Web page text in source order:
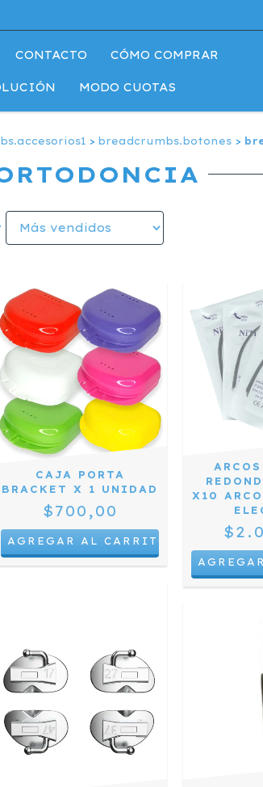
CONTACTO CÓMO COMPRAR
MODO CUOTAS
> breadcrumbs.botones >
CAJA PORTA
BRACKET X 1 UNIDAD
$700,00
X10